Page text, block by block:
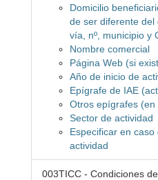
Domicilio
de ser diferente del
vía, nº, municipio y
Nombre comercial
Página Web (si
Año de inicio de
Epígrafe de IAE
Otros epígrafes (en
Sector de actividad
Especificar en
actividad
003TICC - Condiciones